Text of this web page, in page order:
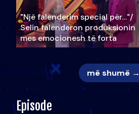
"Një falenderim special për…"/
Selin falënderon produksionin
mes emocionesh të forta
më shumë →
Episode